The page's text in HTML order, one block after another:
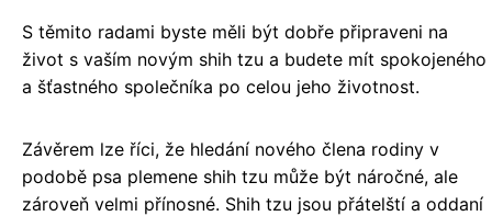
S těmito radami byste měli být dobře připraveni na
život s vaším novým shih tzu a budete mít spokojeného
a šťastného společníka po celou jeho životnost.
Závěrem lze říci, že hledání nového člena rodiny v
podobě psa plemene shih tzu může být náročné, ale
zároveň velmi přínosné. Shih tzu jsou přátelští a oddaní